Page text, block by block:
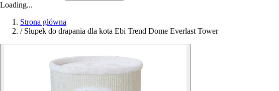
Loading...
Strona główna
/ Słupek do drapania dla kota Ebi Trend Dome Everlast Tower